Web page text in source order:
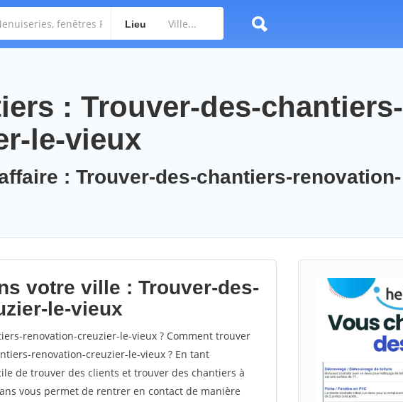
Lieu
: Trouver-des-chantiers-
le-vieux
: Trouver-des-chantiers-renovation-
votre ville : Trouver-des-
le-vieux
renovation-creuzier-le-vieux ? Comment trouver
renovation-creuzier-le-vieux ? En tant
de trouver des clients et trouver des chantiers à
vous permet de rentrer en contact de manière